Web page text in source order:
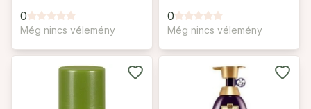
0
Még nincs vélemény
Növényi Keratinnal
0
Még nincs vélemény